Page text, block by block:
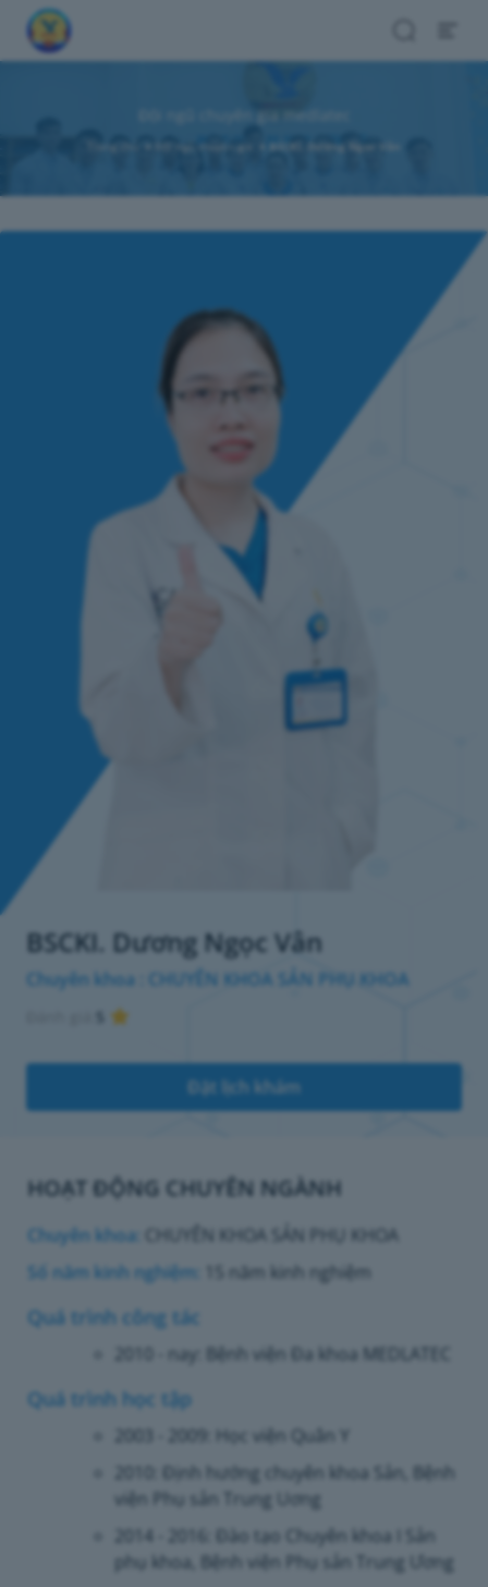
Đội ngũ chuyên gia medlatec
Trang chủ Đội ngũ chuyên gia BSCKI. Dương Ngọc Vân
BSCKI. Dương Ngọc Vân
Chuyên khoa : CHUYÊN KHOA SẢN PHỤ KHOA
Đặt lịch khám
HOẠT ĐỘNG CHUYÊN NGÀNH
Chuyên khoa:
CHUYÊN KHOA SẢN PHỤ KHOA
Số năm kinh nghiệm:
15 năm kinh nghiệm
Quá trình công tác
2010 - nay: Bệnh viện Đa khoa MEDLATEC
Quá trình học tập
2003 - 2009: Học viện Quân Y
2010: Định hướng chuyên khoa Sản, Bệnh
viện Phụ sản Trung Uơng
2014 - 2016: Đào tạo Chuyên khoa I Sản
phụ khoa, Bệnh viện Phụ sản Trung Ương